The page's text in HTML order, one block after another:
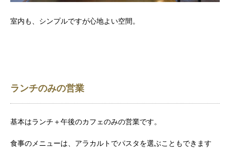
室内も、シンプルですが心地よい空間。
ランチのみの営業
基本はランチ＋午後のカフェのみの営業です。
食事のメニューは、アラカルトでパスタを選ぶこともできます